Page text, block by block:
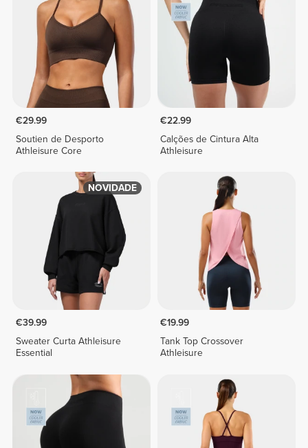
€29.99
Soutien de Desporto
Athleisure Core
€22.99
Calções de Cintura Alta
Athleisure
NOVIDADE
€39.99
Sweater Curta Athleisure
Essential
€19.99
Tank Top Crossover
Athleisure